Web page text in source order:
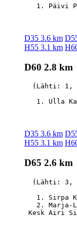
D35 3.6 km
H55 3.1 km
D60 2.8 km
(Lähti: 1,
D35 3.6 km
H55 3.1 km
D65 2.6 km
(Lähti: 3,
1. Sirpa
2. Marja-